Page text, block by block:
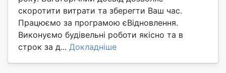
скоротити витрати та зберегти Ваш час.
Працюємо за програмою єВідновлення.
Виконуємо будівельні роботи якісно та в
строк за д... Докладніше